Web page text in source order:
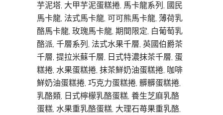
芋泥塔, 大甲芋泥蛋糕捲, 馬卡龍系列, 國民
馬卡龍, 法式馬卡龍, 可可熊馬卡龍, 薄荷乳
酪馬卡龍, 玫瑰馬卡龍, 期間限定, 白葡萄乳
酪派, 千層系列, 法式水果千層, 英國伯爵茶
千層, 提拉米蘇千層, 日式特濃抹茶千層, 蛋
糕捲, 水果蛋糕捲, 抹茶鮮奶油蛋糕捲, 咖啡
鮮奶油蛋糕捲, 巧克力蛋糕捲, 髒髒蛋糕捲,
乳酪類, 日式檸檬乳酪蛋糕, 養生芝麻乳酪
蛋糕, 水果重乳酪蛋糕, 大理石苺果重乳酪,